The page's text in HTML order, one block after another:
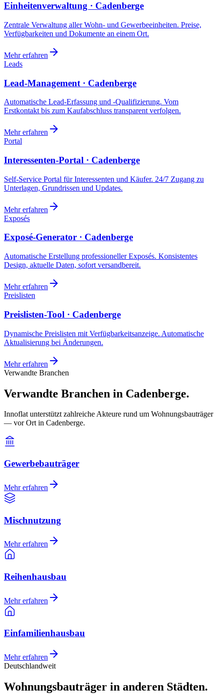
Einheitenverwaltung · Cadenberge
Zentrale Verwaltung aller Wohn- und Gewerbeeinheiten. Preise,
Verfügbarkeiten und Dokumente an einem Ort.
Mehr erfahren
Leads
Lead-Management · Cadenberge
Automatische Lead-Erfassung und -Qualifizierung. Vom
Erstkontakt bis zum Kaufabschluss transparent verfolgen.
Mehr erfahren
Portal
Interessenten-Portal · Cadenberge
Self-Service Portal für Interessenten und Käufer. 24/7 Zugang zu
Unterlagen, Grundrissen und Updates.
Mehr erfahren
Exposés
Exposé-Generator · Cadenberge
Automatische Erstellung professioneller Exposés. Konsistentes
Design, aktuelle Daten, sofort versandbereit.
Mehr erfahren
Preislisten
Preislisten-Tool · Cadenberge
Dynamische Preislisten mit Verfügbarkeitsanzeige. Automatische
Aktualisierung bei Änderungen.
Mehr erfahren
Verwandte Branchen
Verwandte Branchen in Cadenberge.
Innoflat unterstützt zahlreiche Akteure rund um Wohnungsbauträger
— vor Ort in Cadenberge.
Gewerbebauträger
Mehr erfahren
Mischnutzung
Mehr erfahren
Reihenhausbau
Mehr erfahren
Einfamilienhausbau
Mehr erfahren
Deutschlandweit
Wohnungsbauträger in anderen Städten.